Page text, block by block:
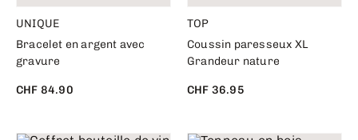
UNIQUE
Bracelet en argent avec
gravure
CHF 84.90
TOP
Coussin paresseux XL
Grandeur nature
CHF 36.95